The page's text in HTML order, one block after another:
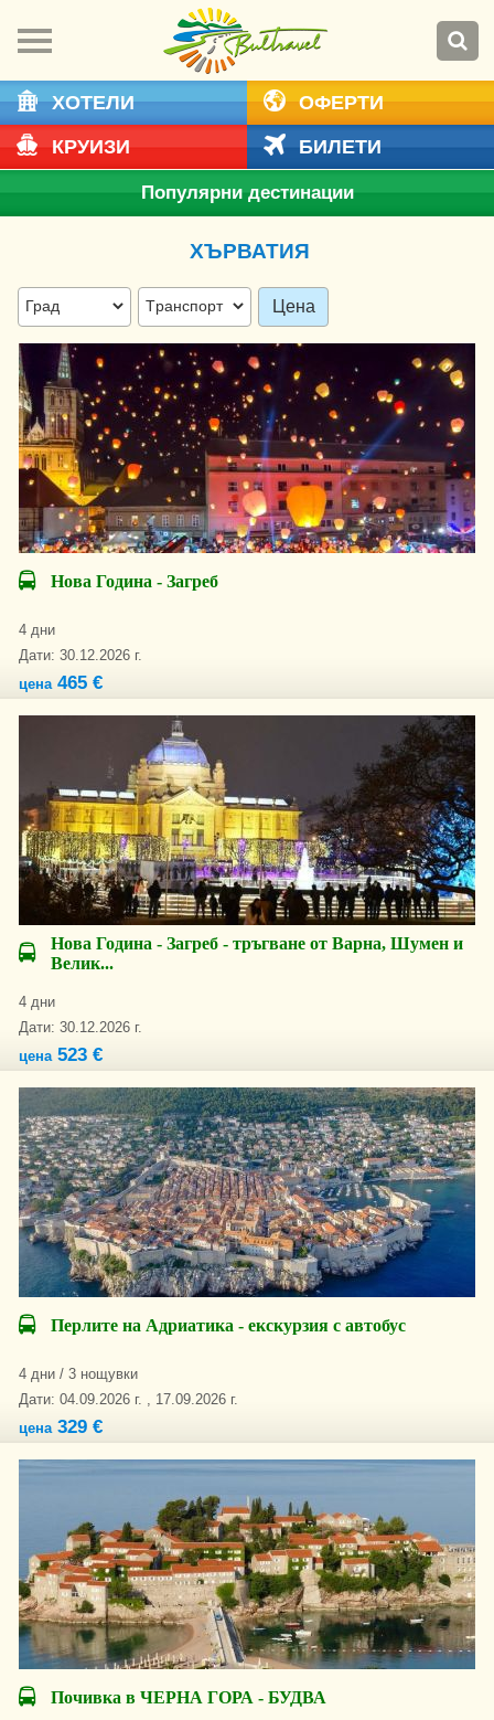
ХОТЕЛИ
ОФЕРТИ
КРУИЗИ
БИЛЕТИ
Популярни дестинации
ХЪРВАТИЯ
Цена
Нова Година - Загреб
4 дни
Дати: 30.12.2026 г.
цена465 €
Нова Година - Загреб - тръгване от Варна, Шумен и
Велик...
4 дни
Дати: 30.12.2026 г.
цена523 €
Перлите на Адриатика - екскурзия с автобус
4 дни / 3 нощувки
Дати: 04.09.2026 г. , 17.09.2026 г.
цена329 €
Почивка в ЧЕРНА ГОРА - БУДВА